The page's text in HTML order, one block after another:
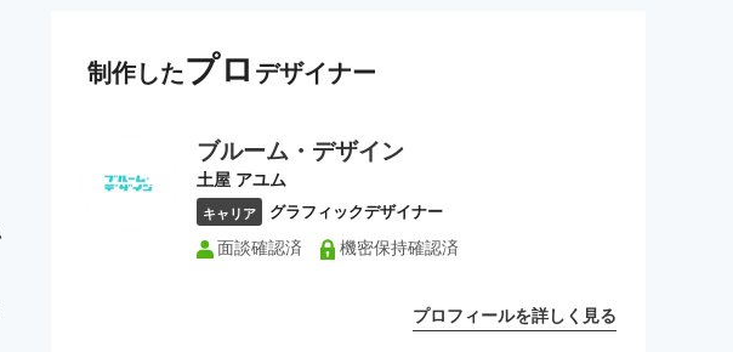
制作したプロ デザイナー
ブルーム・デザイン
土屋 アユム
キャリア グラフィックデザイナー
面談確認済 機密保持確認済
プロフィールを詳しく見る